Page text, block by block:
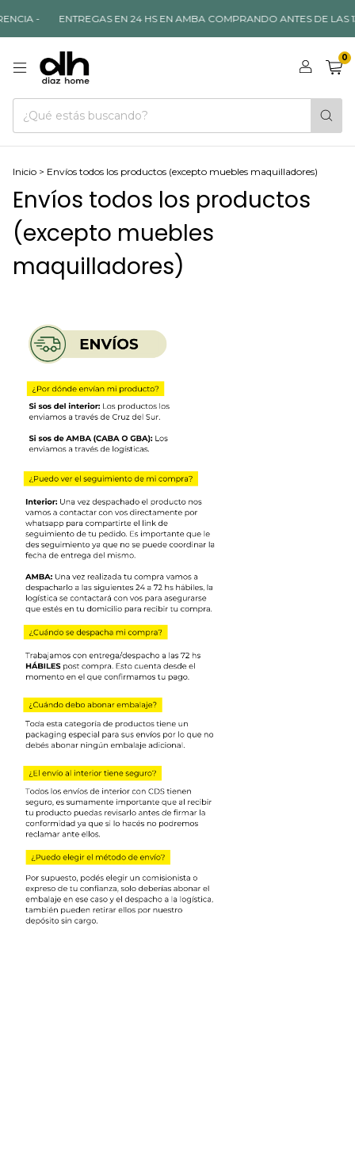
- ENTREGAS EN 24 HS EN AMBA COMPRANDO ANTES DE LAS
0
Inicio > Envíos todos los productos (excepto muebles maquilladores)
Envíos todos los productos
(excepto muebles
maquilladores)